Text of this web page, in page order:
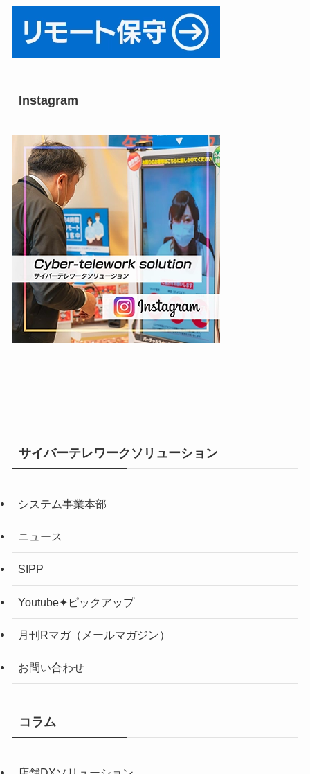
Instagram
サイバーテレワークソリューション
システム事業本部
ニュース
SIPP
Youtube✦ピックアップ
月刊Rマガ（メールマガジン）
お問い合わせ
コラム